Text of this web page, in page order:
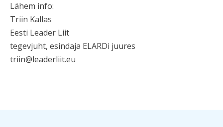
Lähem info:
Triin Kallas
Eesti Leader Liit
tegevjuht, esindaja ELARDi juures
triin@leaderliit.eu